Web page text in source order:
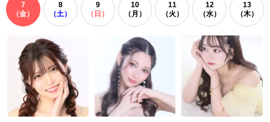
7
（金）
8
（土）
9
（日）
10
（月）
11
（火）
12
（水）
13
（木）